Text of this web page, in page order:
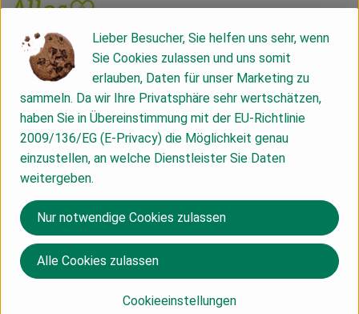
Allos Hof-Manufaktur GmbH
D 28217 Bremen
De Rit: vielfältiger Genuss in Bio-
Qualität seit mehr als 50 Jahren!
Als Bio-Spezialist der ersten Stunde mit
Ursprung auf einem kleinen Bauernhof in den
Niederlanden überzeugt De Rit bereits seit
1969 mit 100% biologischer Qualität und der
Leidenschaft für authentischen Geschmack.
Lieber Besucher, Sie helfen uns sehr, wenn
Sie Cookies zulassen und uns somit
erlauben, Daten für unser Marketing zu
sammeln. Da wir Ihre Privatsphäre sehr wertschätzen,
haben Sie in Übereinstimmung mit der EU-Richtlinie
2009/136/EG (E-Privacy) die Möglichkeit genau
einzustellen, an welche Dienstleister Sie Daten
weitergeben.
Cookieeinstellungen
Nur notwendige Cookies zulassen
Alle Cookies zulassen